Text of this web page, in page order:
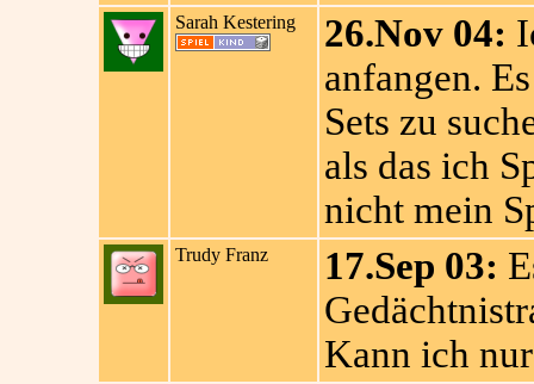
Sarah Kestering 26.Nov 04:
anfangen.
Sets zu
als das ich
nicht mein
Trudy Franz 17.Sep 03:
Kann ich